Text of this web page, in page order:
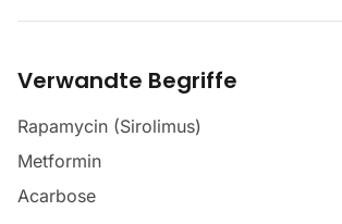
Verwandte Begriffe
Rapamycin (Sirolimus)
Metformin
Acarbose